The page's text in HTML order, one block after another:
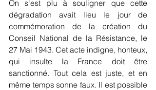
On s'est plu à souligner que cette
dégradation avait lieu le jour de
commémoration de la création du
Conseil National de la Résistance, le
27 Mai 1943. Cet acte indigne, honteux,
qui insulte la France doit être
sanctionné. Tout cela est juste, et en
même temps sonne faux. Il est possible